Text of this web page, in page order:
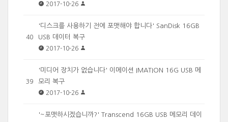
2017-10-26
40
'디스크를 사용하기 전에 포맷해야 합니다' SanDisk 16GB
USB 데이터 복구
2017-10-26
39
'미디어 장치가 없습니다' 이메이션 IMATION 16G USB 메
모리 복구
2017-10-26
'~포맷하시겠습니까?' Transcend 16GB USB 메모리 데이